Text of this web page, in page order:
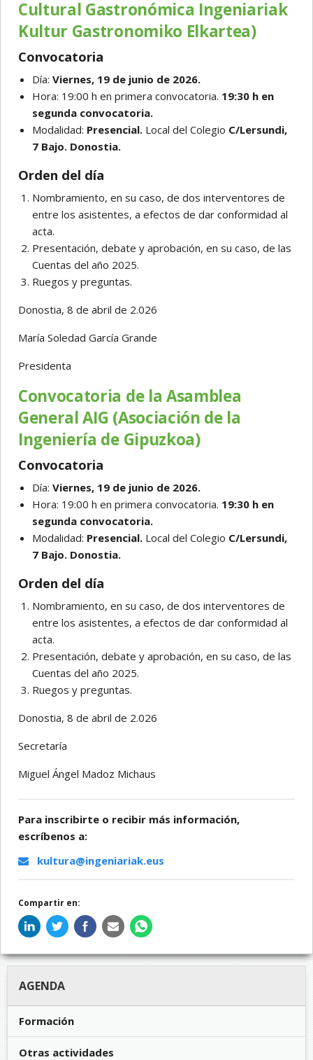
Cultural Gastronómica Ingeniariak
Kultur Gastronomiko Elkartea)
Convocatoria
Día: Viernes, 19 de junio de 2026.
Hora: 19:00 h en primera convocatoria. 19:30 h en
segunda convocatoria.
Modalidad: Presencial. Local del Colegio C/Lersundi,
7 Bajo. Donostia.
Orden del día
Nombramiento, en su caso, de dos interventores de
entre los asistentes, a efectos de dar conformidad al
acta.
Presentación, debate y aprobación, en su caso, de las
Cuentas del año 2025.
Ruegos y preguntas.
Donostia, 8 de abril de 2.026
María Soledad García Grande
Presidenta
Convocatoria de la Asamblea
General AIG (Asociación de la
Ingeniería de Gipuzkoa)
Convocatoria
Día: Viernes, 19 de junio de 2026.
Hora: 19:00 h en primera convocatoria. 19:30 h en
segunda convocatoria.
Modalidad: Presencial. Local del Colegio C/Lersundi,
7 Bajo. Donostia.
Orden del día
Nombramiento, en su caso, de dos interventores de
entre los asistentes, a efectos de dar conformidad al
acta.
Presentación, debate y aprobación, en su caso, de las
Cuentas del año 2025.
Ruegos y preguntas.
Donostia, 8 de abril de 2.026
Secretaría
Miguel Ángel Madoz Michaus
Para inscribirte o recibir más información,
escríbenos a:
kultura@ingeniariak.eus
Compartir en:
AGENDA
Formación
Otras actividades